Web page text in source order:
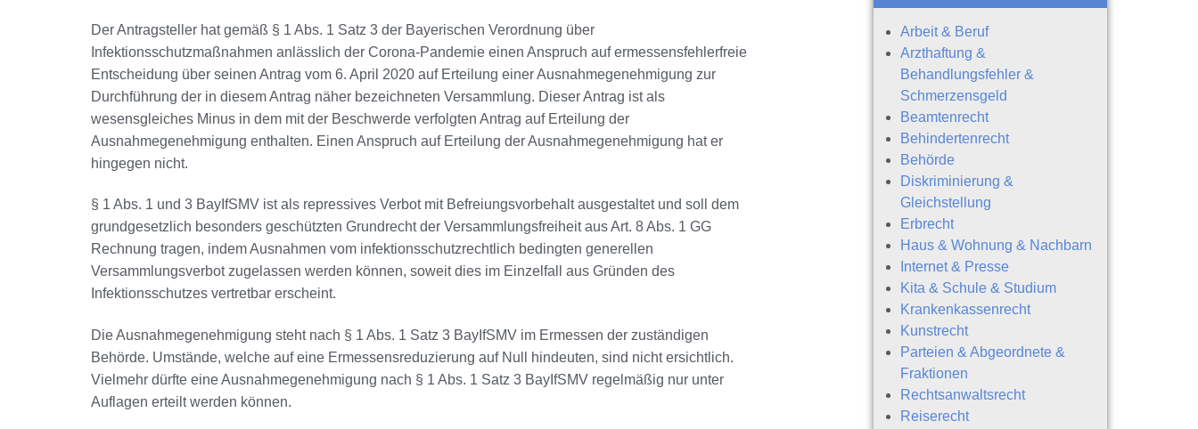
Der Antragsteller hat gemäß § 1 Abs. 1 Satz 3 der Bayerischen Verordnung über
Infektionsschutzmaßnahmen anlässlich der Corona-Pandemie einen Anspruch auf ermessensfehlerfreie
Entscheidung über seinen Antrag vom 6. April 2020 auf Erteilung einer Ausnahmegenehmigung zur
Durchführung der in diesem Antrag näher bezeichneten Versammlung. Dieser Antrag ist als
wesensgleiches Minus in dem mit der Beschwerde verfolgten Antrag auf Erteilung der
Ausnahmegenehmigung enthalten. Einen Anspruch auf Erteilung der Ausnahmegenehmigung hat er
hingegen nicht.
§ 1 Abs. 1 und 3 BayIfSMV ist als repressives Verbot mit Befreiungsvorbehalt ausgestaltet und soll dem
grundgesetzlich besonders geschützten Grundrecht der Versammlungsfreiheit aus Art. 8 Abs. 1 GG
Rechnung tragen, indem Ausnahmen vom infektionsschutzrechtlich bedingten generellen
Versammlungsverbot zugelassen werden können, soweit dies im Einzelfall aus Gründen des
Infektionsschutzes vertretbar erscheint.
Die Ausnahmegenehmigung steht nach § 1 Abs. 1 Satz 3 BayIfSMV im Ermessen der zuständigen
Behörde. Umstände, welche auf eine Ermessensreduzierung auf Null hindeuten, sind nicht ersichtlich.
Vielmehr dürfte eine Ausnahmegenehmigung nach § 1 Abs. 1 Satz 3 BayIfSMV regelmäßig nur unter
Auflagen erteilt werden können.
Arbeit & Beruf
Arzthaftung &
Behandlungsfehler &
Schmerzensgeld
Beamtenrecht
Behindertenrecht
Behörde
Diskriminierung &
Gleichstellung
Erbrecht
Haus & Wohnung & Nachbarn
Internet & Presse
Kita & Schule & Studium
Krankenkassenrecht
Kunstrecht
Parteien & Abgeordnete &
Fraktionen
Rechtsanwaltsrecht
Reiserecht